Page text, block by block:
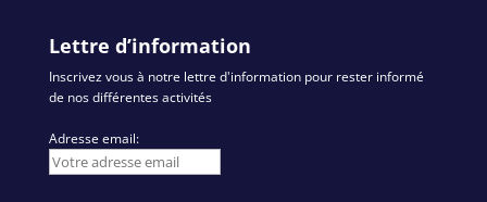
Lettre d’information
Inscrivez vous à notre lettre d'information pour rester informé
de nos différentes activités
Adresse email: